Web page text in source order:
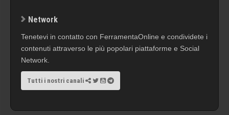
Network
Tenetevi in contatto con FerramentaOnline e condividete i
contenuti attraverso le più popolari piattaforme e Social
Network.
Tutti i nostri canali